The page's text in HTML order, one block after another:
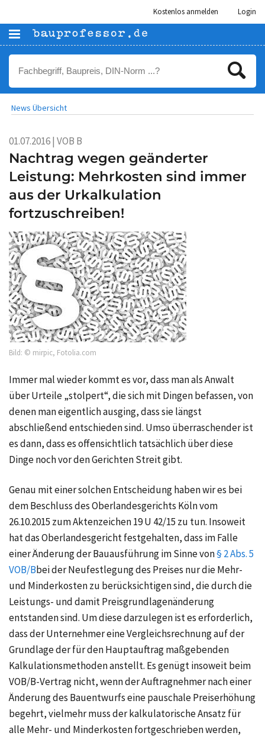
Kostenlos anmelden Login
News Übersicht
01.07.2016 | VOB B
Nachtrag wegen geänderter
Leistung: Mehrkosten sind immer
aus der Urkalkulation
fortzuschreiben!
Bild: © mirpic, Fotolia.com
Immer mal wieder kommt es vor, dass man als Anwalt
über Urteile „stolpert“, die sich mit Dingen befassen, von
denen man eigentlich ausging, dass sie längst
abschließend entschieden sind. Umso überraschender ist
es dann, dass es offensichtlich tatsächlich über diese
Dinge noch vor den Gerichten Streit gibt.
Genau mit einer solchen Entscheidung haben wir es bei
dem Beschluss des Oberlandesgerichts Köln vom
26.10.2015 zum Aktenzeichen 19 U 42/15 zu tun. Insoweit
hat das Oberlandesgericht festgehalten, dass im Falle
einer Änderung der Bauausführung im Sinne von§ 2 Abs. 5
VOB/Bbei der Neufestlegung des Preises nur die Mehr-
und Minderkosten zu berücksichtigen sind, die durch die
Leistungs- und damit Preisgrundlagenänderung
entstanden sind. Um diese darzulegen ist es erforderlich,
dass der Unternehmer eine Vergleichsrechnung auf der
Grundlage der für den Hauptauftrag maßgebenden
Kalkulationsmethoden anstellt. Es genügt insoweit beim
VOB/B-Vertrag nicht, wenn der Auftragnehmer nach einer
Änderung des Bauentwurfs eine pauschale Preiserhöhung
begehrt, vielmehr muss der kalkulatorische Ansatz für
alle Mehr- und Minderkosten fortgeschrieben werden,